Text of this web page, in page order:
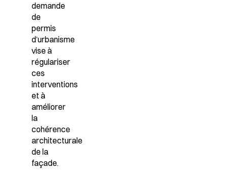
demande
de
permis
d’urbanisme
vise à
régulariser
ces
interventions
et à
améliorer
la
cohérence
architecturale
de la
façade.